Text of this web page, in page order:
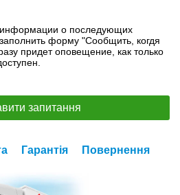
о последующих
форму "Сообщить, когдя
придет оповещение, как только
запитання
Гарантія Повернення